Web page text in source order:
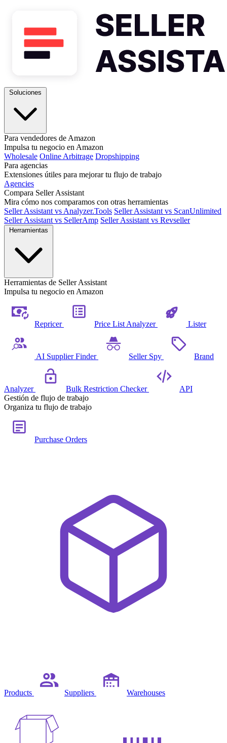
Para vendedores de Amazon
Impulsa tu negocio en Amazon
Wholesale Online Arbitrage Dropshipping
Para agencias
Extensiones útiles para mejorar tu flujo de trabajo
Agencies
Compara Seller Assistant
Mira cómo nos comparamos con otras herramientas
Seller Assistant vs Analyzer.Tools Seller Assistant vs ScanUnlimited
Seller Assistant vs SellerAmp Seller Assistant vs Revseller
Herramientas de Seller Assistant
Impulsa tu negocio en Amazon
Repricer Price List Analyzer Lister
AI Supplier Finder Seller Spy Brand
Analyzer Bulk Restriction Checker
API
Gestión de flujo de trabajo
Organiza tu flujo de trabajo
Purchase Orders
Products Suppliers Warehouses